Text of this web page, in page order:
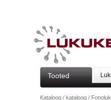
Tooted
Kataloog /kataloog /